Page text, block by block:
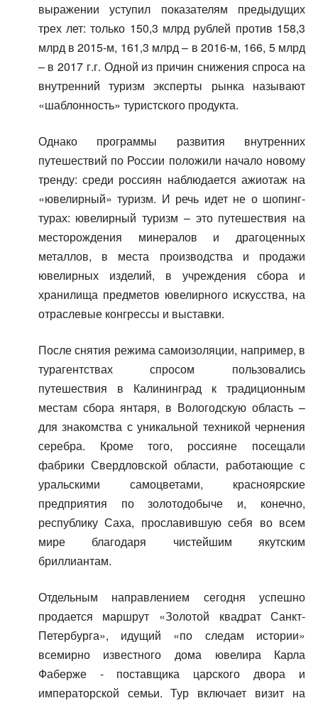
выражении уступил показателям предыдущих
трех лет: только 150,3 млрд рублей против 158,3
млрд в 2015-м, 161,3 млрд – в 2016-м, 166, 5 млрд
– в 2017 г.г. Одной из причин снижения спроса на
внутренний туризм эксперты рынка называют
«шаблонность» туристского продукта.
Однако программы развития внутренних
путешествий по России положили начало новому
тренду: среди россиян наблюдается ажиотаж на
«ювелирный» туризм. И речь идет не о шопинг-
турах: ювелирный туризм – это путешествия на
месторождения минералов и драгоценных
металлов, в места производства и продажи
ювелирных изделий, в учреждения сбора и
хранилища предметов ювелирного искусства, на
отраслевые конгрессы и выставки.
После снятия режима самоизоляции, например, в
турагентствах спросом пользовались
путешествия в Калининград к традиционным
местам сбора янтаря, в Вологодскую область –
для знакомства с уникальной техникой чернения
серебра. Кроме того, россияне посещали
фабрики Свердловской области, работающие с
уральскими самоцветами, красноярские
предприятия по золотодобыче и, конечно,
республику Саха, прославившую себя во всем
мире благодаря чистейшим якутским
бриллиантам.
Отдельным направлением сегодня успешно
продается маршрут «Золотой квадрат Санкт-
Петербурга», идущий «по следам истории»
всемирно известного дома ювелира Карла
Фаберже - поставщика царского двора и
императорской семьи. Тур включает визит на